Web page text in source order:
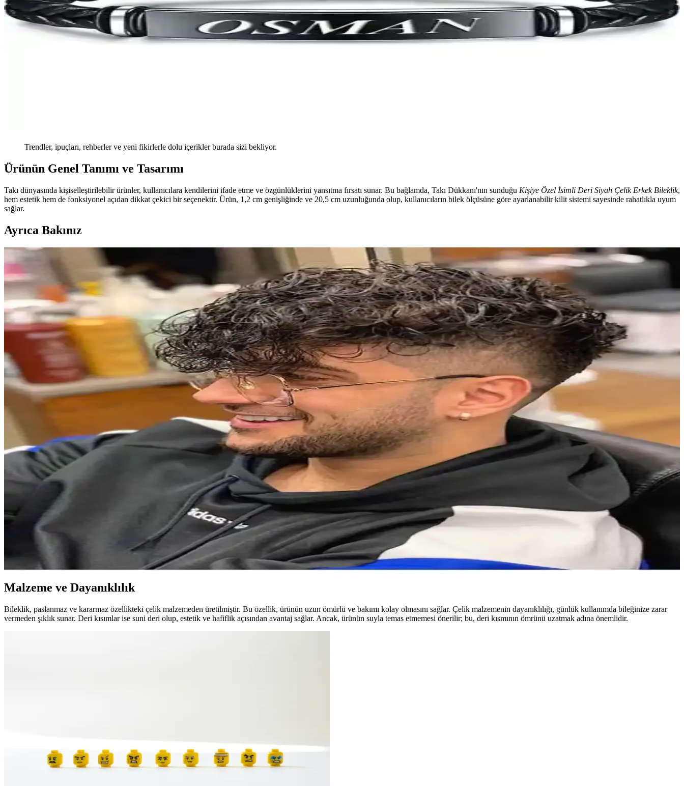
Trendler, ipuçları, rehberler ve yeni fikirlerle dolu içerikler burada sizi bekliyor.
Ürünün Genel Tanımı ve Tasarımı
Takı dünyasında kişiselleştirilebilir ürünler, kullanıcılara kendilerini ifade etme ve özgünlüklerini yansıtma fırsatı sunar. Bu bağlamda, Takı Dükkanı'nın sunduğu Kişiye Özel İsimli Deri Siyah Çelik Erkek Bileklik,
hem estetik hem de fonksiyonel açıdan dikkat çekici bir seçenektir. Ürün, 1,2 cm genişliğinde ve 20,5 cm uzunluğunda olup, kullanıcıların bilek ölçüsüne göre ayarlanabilir kilit sistemi sayesinde rahatlıkla uyum
sağlar.
Ayrıca Bakınız
2024 Erkek Yüz Şekline Uygun Sakal ve Bakım Önerileri
2024 yılında yüz şekline uygun sakal stilleri ve bakım önerileriyle kişisel görünümünüzü geliştirin. Doğru sakal seçimi ve düzenli bakım, şıklığınızı artırır.
Clear Men Cool Sport Menthol Erkek Şampuanı: Kepeğe Karşı Uzun Süreli Koruma ve Ferahlatıcı Etki
Clear Men Cool Sport Menthol erkek şampuanı, 600 ml büyük boyutu ve etkili formülüyle saç derisini temizler, kepeğe karşı korur ve ferahlatıcı deneyim sunar.
Erkek Bileklikleri: Tarz ve Fonksiyonellik Arasında Denge Sağlayan Aksesuar Seçenekleri
Erkek bileklikleri, farklı tarz ve ihtiyaçlara uygun estetik ve fonksiyonel seçenekler sunar. Malzeme ve tasarım çeşitliliğiyle günlük ve özel kullanımlar için ideal alternatifler bulunur.
Modern Erkekler İçin Cesur ve Trend Saç Renkleri Rehberi 2023
Erkekler arasında cesur ve modern saç renkleri trendleri, bakım ipuçları ve renk seçimi önerileriyle kişisel tarzınızı öne çıkarın.
Popüler Erkek Parfümleri İncelemesi: Dior, Bvlgari, Zara ve Amouage Önerileri
Dior, Bvlgari, Zara ve Amouage gibi markaların erkek parfümleri, kullanıcı yorumları ve alternatifleriyle detaylı inceleniyor. Koku profilleri, performans ve deneme önerileri ele alınıyor.
Burberry Weekend Edt 100 Ml Erkek Parfümü: Ferah ve Odunsu Koku Profili ile Modern Tasarım
Burberry Weekend Edt erkekler için tasarlanmış, odunsu ve ferah koku profiliyle öne çıkan 100 ml'lik parfüm. Hafif yapısı ve kalıcılığıyla yaz aylarında ideal, şık tasarımıyla dikkat çeker.
Erkekler İçin Baharatlı Kokular: Mad P102 ve Erkek Parfüm Trendleri Analizi
Baharatlı erkek kokuları, sıcak ve yoğun aromalarıyla öne çıkarak, Mad P102 gibi ürünlerle kendine güven ve çekicilik sağlar, günlük ve özel kullanım için ideal seçenekler sunar.
Erkekler İçin Kestane Saç Renginin Doğal Çekiciliği ve Bakım İpuçları
Kestane saç rengi, doğal görünüm ve bakım kolaylığı sunar. Uygun ürünler ve bakım ipuçlarıyla saçlarınızın parlak ve sağlıklı kalmasını sağlayabilirsiniz.
Malzeme ve Dayanıklılık
Bileklik, paslanmaz ve kararmaz özellikteki çelik malzemeden üretilmiştir. Bu özellik, ürünün uzun ömürlü ve bakımı kolay olmasını sağlar. Çelik malzemenin dayanıklılığı, günlük kullanımda bileğinize zarar
vermeden şıklık sunar. Deri kısımlar ise suni deri olup, estetik ve hafiflik açısından avantaj sağlar. Ancak, ürünün suyla temas etmemesi önerilir; bu, deri kısmının ömrünü uzatmak adına önemlidir.